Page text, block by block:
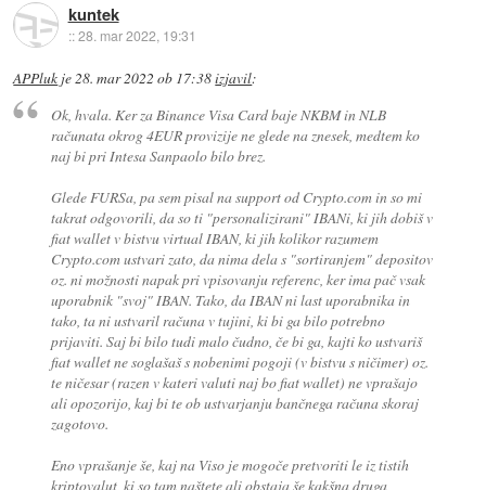
kuntek
::28. mar 2022, 19:31
APPluk je28. mar 2022 ob 17:38izjavil:
Ok, hvala. Ker za Binance Visa Card baje NKBM in NLB
računata okrog 4EUR provizije ne glede na znesek, medtem ko
naj bi pri Intesa Sanpaolo bilo brez.
Glede FURSa, pa sem pisal na support od Crypto.com in so mi
takrat odgovorili, da so ti "personalizirani" IBANi, ki jih dobiš v
fiat wallet v bistvu virtual IBAN, ki jih kolikor razumem
Crypto.com ustvari zato, da nima dela s "sortiranjem" depositov
oz. ni možnosti napak pri vpisovanju referenc, ker ima pač vsak
uporabnik "svoj" IBAN. Tako, da IBAN ni last uporabnika in
tako, ta ni ustvaril računa v tujini, ki bi ga bilo potrebno
prijaviti. Saj bi bilo tudi malo čudno, če bi ga, kajti ko ustvariš
fiat wallet ne soglašaš s nobenimi pogoji (v bistvu s ničimer) oz.
te ničesar (razen v kateri valuti naj bo fiat wallet) ne vprašajo
ali opozorijo, kaj bi te ob ustvarjanju bančnega računa skoraj
zagotovo.
Eno vprašanje še, kaj na Viso je mogoče pretvoriti le iz tistih
kriptovalut, ki so tam naštete ali obstaja še kakšna druga